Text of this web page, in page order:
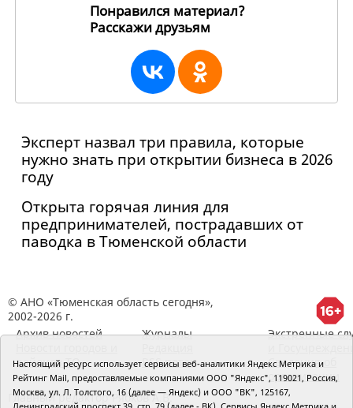
Понравился материал?
Расскажи друзьям
Эксперт назвал три правила, которые
нужно знать при открытии бизнеса в 2026
году
Открыта горячая линия для
предпринимателей, пострадавших от
паводка в Тюменской области
© АНО «Тюменская область сегодня»,
2002-2026 г.
Архив новостей
районов ТО
Журналы
RSS поток
Экстренные
Сведения об
организации
Главный редактор Рябков А.В.
Настоящий ресурс использует сервисы веб-аналитики Яндекс Метрика и
Рейтинг Mail, предоставляемые компаниями ООО "Яндекс", 119021, Россия,
Москва, ул. Л. Толстого, 16 (далее — Яндекс) и ООО "ВК", 125167,